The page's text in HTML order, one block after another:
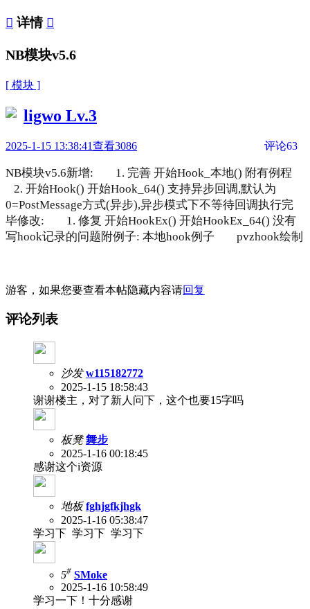
 详情 
NB模块v5.6
[ 模块 ]
ligwo Lv.3
2025-1-15 13:38:41查看3086 评论63
NB模块v5.6新增: 1. 完善 开始Hook_本地() 附有例程
2. 开始Hook() 开始Hook_64() 支持异步回调,默认为
0=PostMessage方式(异步),异步模式下不等待回调执行完
毕修改: 1. 修复 开始HookEx() 开始HookEx_64() 没有
写hook记录的问题附例子: 本地hook例子 pvzhook绘制
游客，如果您要查看本帖隐藏内容请回复
评论列表
沙发 w115182772
2025-1-15 18:58:43
谢谢楼主，对了新人问下，这个也要15字吗
板凳 舞步
2025-1-16 00:18:45
感谢这个i资源
地板 fghjgfkjhgk
2025-1-16 05:38:47
学习下 学习下 学习下
5# SMoke
2025-1-16 10:58:49
学习一下！十分感谢